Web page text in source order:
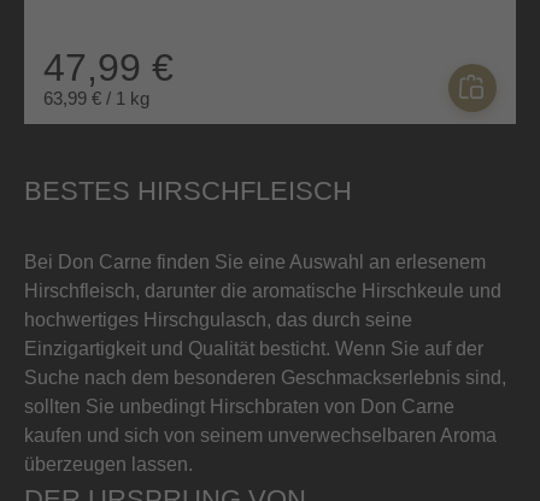
47,99 €
63,99 € / 1 kg
BESTES HIRSCHFLEISCH
Bei Don Carne finden Sie eine Auswahl an erlesenem
Hirschfleisch, darunter die aromatische Hirschkeule und
hochwertiges Hirschgulasch, das durch seine
Einzigartigkeit und Qualität besticht. Wenn Sie auf der
Suche nach dem besonderen Geschmackserlebnis sind,
sollten Sie unbedingt Hirschbraten von Don Carne
kaufen und sich von seinem unverwechselbaren Aroma
überzeugen lassen.